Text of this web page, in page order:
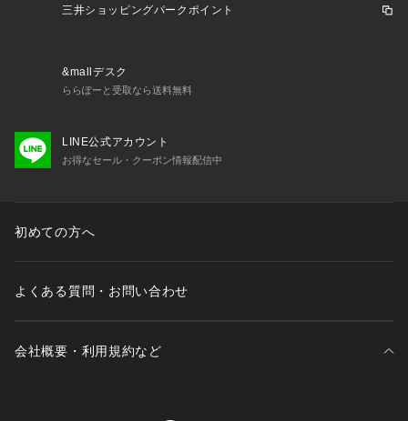
三井ショッピングパークポイント
&mallデスク
ららぽーと受取なら送料無料
LINE公式アカウント
お得なセール・クーポン情報配信中
初めての方へ
よくある質問・お問い合わせ
会社概要・利用規約など